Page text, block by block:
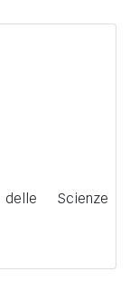
Scienze